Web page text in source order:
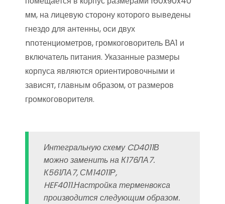
мм, на лицевую сторону которого выведены
гнездо для антенны, оси двух
nпотенциометров, громкоговоритель ВА1 и
включатель питания. Указанные размеры
корпуса являются ориентировочными и
зависят, главным образом, от размеров
громкоговорителя.
Интегральную схему CD4011В
можно заменить на К176ЛА7.
К561ЛА7, СМ14011Р,
HEF4011.Настройка терменвокса
производится следующим образом.